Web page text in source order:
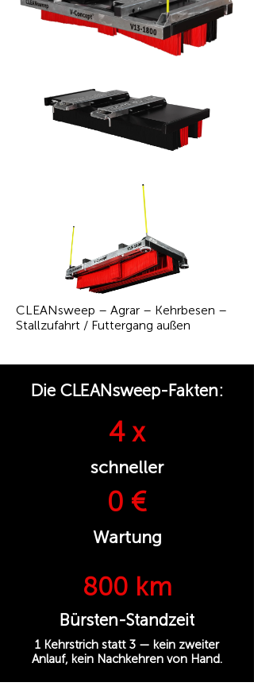
CLEANsweep – Agrar – Kehrbesen –
Stallzufahrt / Futtergang außen
Die CLEANsweep-Fakten:
4 x
schneller
0 €
Wartung
800 km
Bürsten-Standzeit
1 Kehrstrich statt 3 — kein zweiter
Anlauf, kein Nachkehren von Hand.